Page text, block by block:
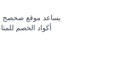
يساعد موقع صحصح
أكواد الخصم